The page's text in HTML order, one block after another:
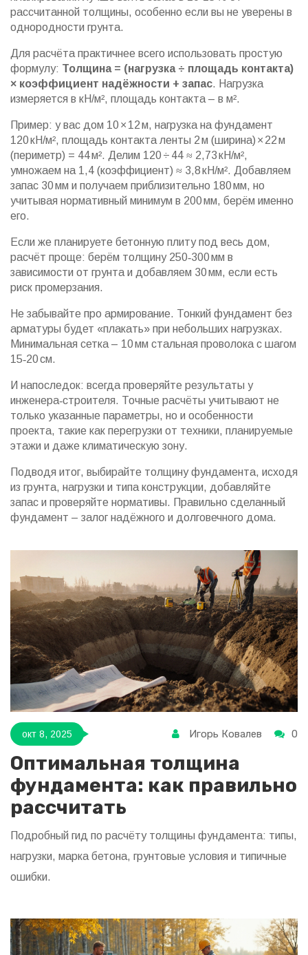
рассчитанной толщины, особенно если вы не уверены в
однородности грунта.
Для расчёта практичнее всего использовать простую
формулу: Толщина = (нагрузка ÷ площадь контакта)
× коэффициент надёжности + запас. Нагрузка
измеряется в кН/м², площадь контакта – в м².
Пример: у вас дом 10 × 12 м, нагрузка на фундамент
120 кН/м², площадь контакта ленты 2 м (ширина) × 22 м
(периметр) = 44 м². Делим 120 ÷ 44 ≈ 2,73 кН/м²,
умножаем на 1,4 (коэффициент) ≈ 3,8 кН/м². Добавляем
запас 30 мм и получаем приблизительно 180 мм, но
учитывая нормативный минимум в 200 мм, берём именно
его.
Если же планируете бетонную плиту под весь дом,
расчёт проще: берём толщину 250‑300 мм в
зависимости от грунта и добавляем 30 мм, если есть
риск промерзания.
Не забывайте про армирование. Тонкий фундамент без
арматуры будет «плакать» при небольших нагрузках.
Минимальная сетка – 10 мм стальная проволока с шагом
15‑20 см.
И напоследок: всегда проверяйте результаты у
инженера‑строителя. Точные расчёты учитывают не
только указанные параметры, но и особенности
проекта, такие как перегрузки от техники, планируемые
этажи и даже климатическую зону.
Подводя итог, выбирайте толщину фундамента, исходя
из грунта, нагрузки и типа конструкции, добавляйте
запас и проверяйте нормативы. Правильно сделанный
фундамент – залог надёжного и долговечного дома.
окт 8, 2025 Игорь Ковалев 0
Оптимальная толщина
фундамента: как правильно
рассчитать
Подробный гид по расчёту толщины фундамента: типы,
нагрузки, марка бетона, грунтовые условия и типичные
ошибки.